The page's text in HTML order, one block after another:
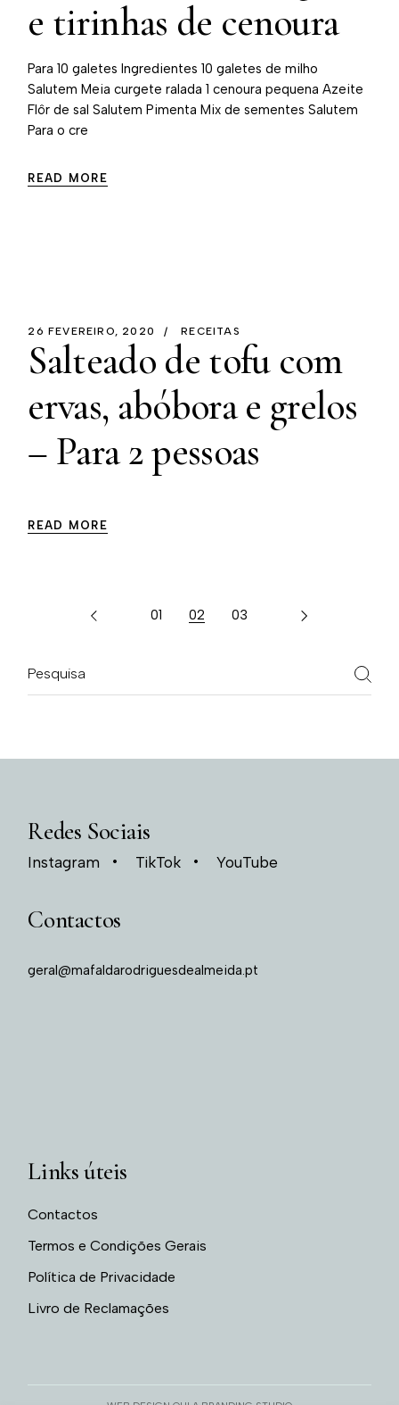
e tirinhas de cenoura
Para 10 galetes Ingredientes⁠ 10 galetes de milho
Salutem Meia curgete ralada⁠ 1 cenoura pequena⁠ Azeite⁠
Flôr de sal Salutem Pimenta⁠ Mix de sementes Salutem
Para o cre
READ MORE
26 FEVEREIRO, 2020 RECEITAS
Salteado de tofu com
ervas, abóbora e grelos
– Para 2 pessoas
READ MORE
01 02 03
Redes Sociais
Instagram TikTok YouTube
Contactos
geral@mafaldarodriguesdealmeida.pt
Links úteis
Contactos
Termos e Condições Gerais
Política de Privacidade
Livro de Reclamações